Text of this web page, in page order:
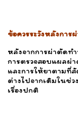
ข้อควรระวังหลังการ
หลังจากการผ่าตัดท
การตรวจสอบแผลผ่
และการให้ยาตามที่
ต่างไปจากเดิมในช่
เรื่องปกติ